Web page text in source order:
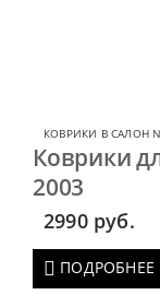
КОВРИКИ В САЛОН
Коврики
2003
2990 руб.
ПОДРОБНЕЕ